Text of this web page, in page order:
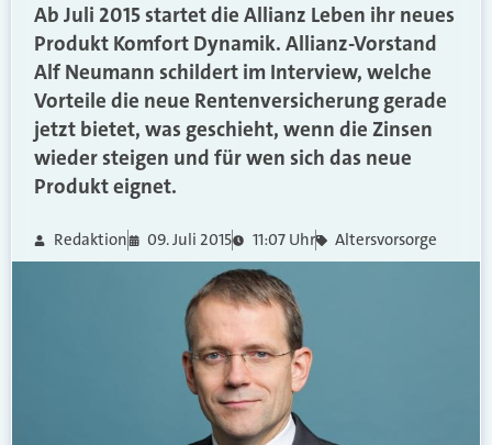
Ab Juli 2015 startet die Allianz Leben ihr neues
Produkt Komfort Dynamik. Allianz-Vorstand
Alf Neumann schildert im Interview, welche
Vorteile die neue Rentenversicherung gerade
jetzt bietet, was geschieht, wenn die Zinsen
wieder steigen und für wen sich das neue
Produkt eignet.
Redaktion 09. Juli 2015 11:07 Uhr Altersvorsorge